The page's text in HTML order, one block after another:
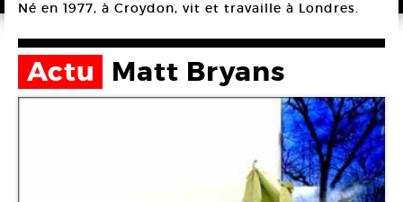
Né en 1977, à Croydon, vit et travaille à Londres.
Actu Matt Bryans